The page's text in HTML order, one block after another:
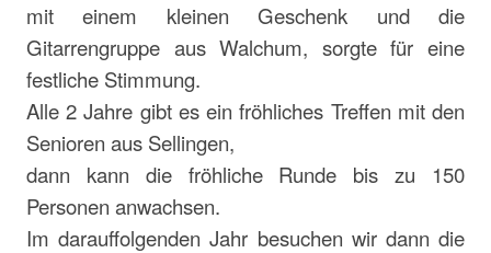
mit einem kleinen Geschenk und die
Gitarrengruppe aus Walchum, sorgte für eine
festliche Stimmung.
Alle 2 Jahre gibt es ein fröhliches Treffen mit den
Senioren aus Sellingen,
dann kann die fröhliche Runde bis zu 150
Personen anwachsen.
Im darauffolgenden Jahr besuchen wir dann die